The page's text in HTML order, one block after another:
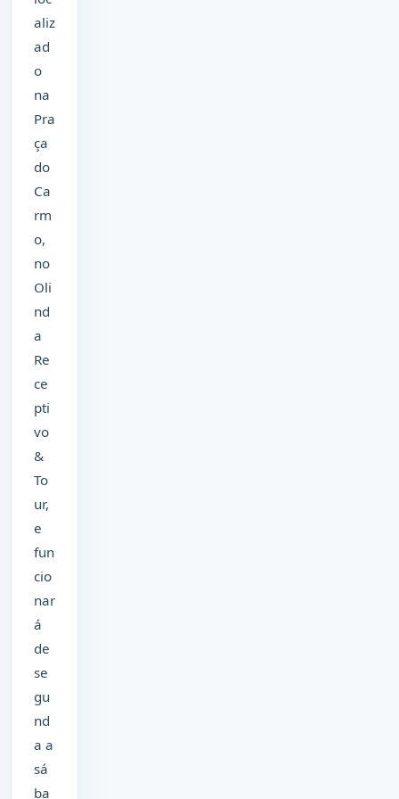
aliz
ad
o
na
Pra
ça
do
Ca
rm
o,
no
Oli
nd
a
Re
ce
pti
vo
&
To
ur,
e
fun
cio
nar
á
de
se
gu
nd
a a
sá
ba